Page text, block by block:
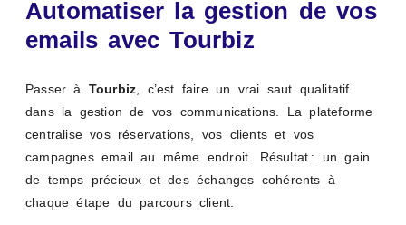
Automatiser la gestion de vos
emails avec Tourbiz
Passer à Tourbiz , c’est faire un vrai saut qualitatif
dans la gestion de vos communications. La plateforme
centralise vos réservations, vos clients et vos
campagnes email au même endroit. Résultat : un gain
de temps précieux et des échanges cohérents à
chaque étape du parcours client.